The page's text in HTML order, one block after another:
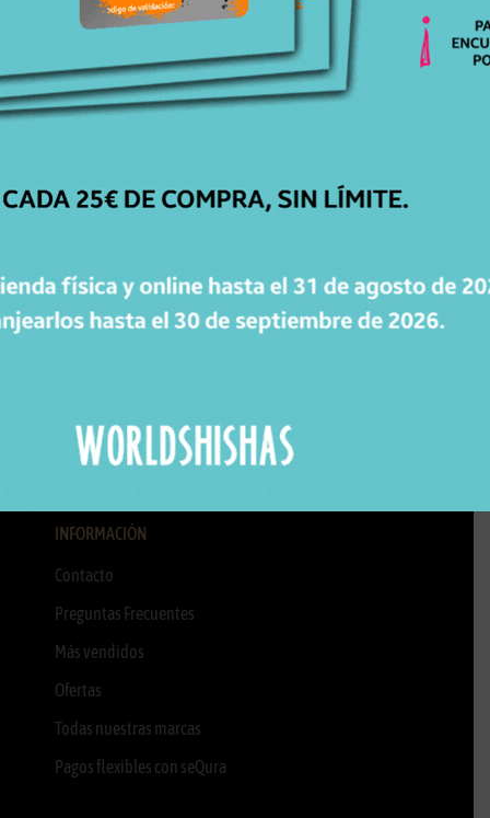
CATÁLOGO
Cachimbas
Cazoletas
Accesorios
INFORMACIÓN
Contacto
Preguntas Frecuentes
Más vendidos
Ofertas
Todas nuestras marcas
Pagos flexibles con seQura